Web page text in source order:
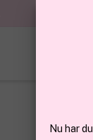
Nu har